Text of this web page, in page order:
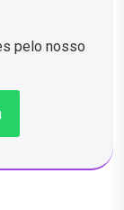
pelo nosso